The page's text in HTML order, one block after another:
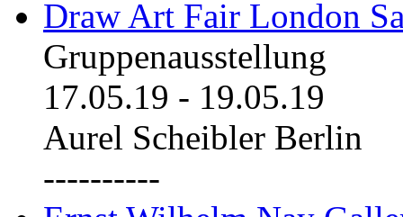
Draw Art Fair London
Gruppenausstellung
17.05.19 - 19.05.19
Aurel Scheibler Berlin
----------